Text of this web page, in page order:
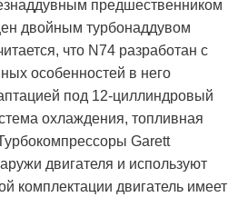
предшественником
двойным турбонаддувом
что N74 разработан с
особенностей в него
под 12-циллиндровый
охлаждения, топливная
Garett
двигателя и используют
комплектации двигатель имеет